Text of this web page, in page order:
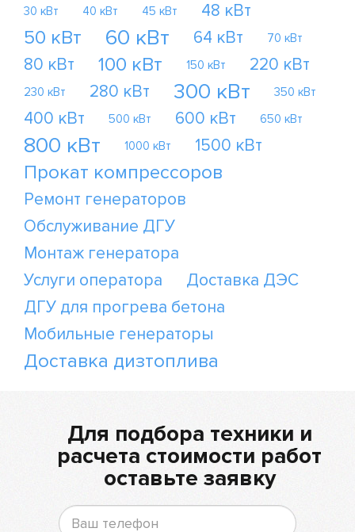
30 кВт 40 кВт 45 кВт 48 кВт
50 кВт 60 кВт 64 кВт 70 кВт
80 кВт 100 кВт 150 кВт 220 кВт
230 кВт 280 кВт 300 кВт 350 кВт
400 кВт 500 кВт 600 кВт 650 кВт
800 кВт 1000 кВт 1500 кВт
Прокат компрессоров
Ремонт генераторов
Обслуживание ДГУ
Монтаж генератора
Услуги оператора
Доставка ДЭС
ДГУ для прогрева бетона
Мобильные генераторы
Доставка дизтоплива
Для подбора техники и
расчета стоимости работ
оставьте заявку